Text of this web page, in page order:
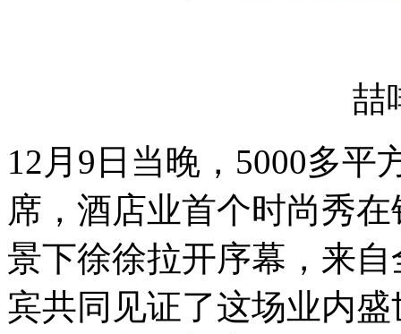
喆
12月9日当晚，5000多平
席，酒店业首个时尚秀
景下徐徐拉开序幕，来
宾共同见证了这场业内